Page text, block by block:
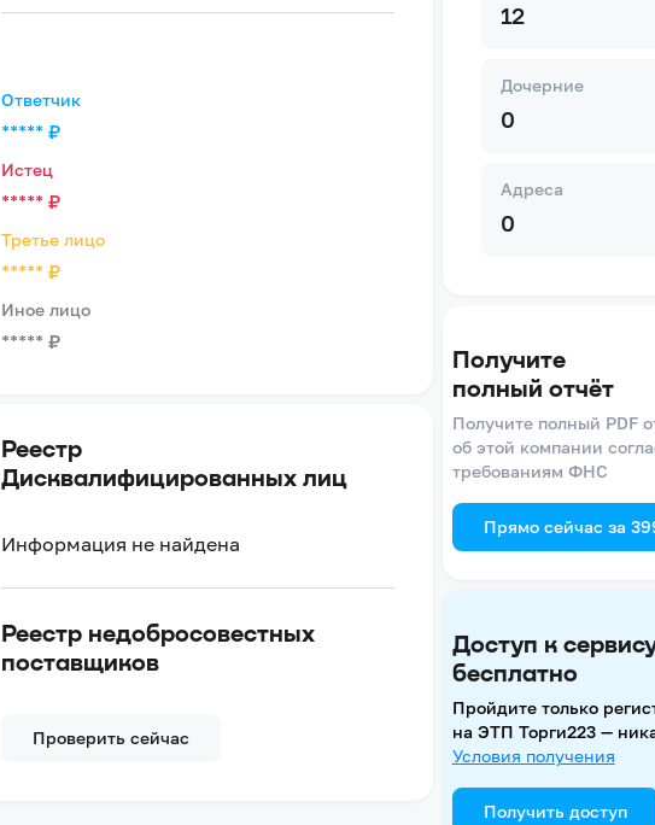
Ответчик
***** ₽
Истец
***** ₽
Третье лицо
***** ₽
Иное лицо
***** ₽
Реестр
Дисквалифицированных лиц
Информация не найдена
Реестр недобросовестных
поставщиков
Проверить сейчас
12
Дочерние
0
Адреса
0
Получите
полный отчёт
Получите полный PDF
об этой компании
требованиям ФНС
Прямо сейчас за
Доступ к
бесплатно
Пройдите только
на ЭТП Торги223 —
Условия получения
Получить доступ